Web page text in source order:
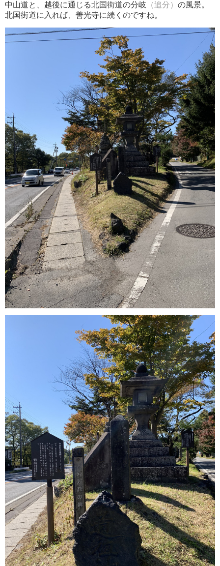
中山道と、越後に通じる北国街道の分岐 （追分） の風景。
北国街道に入れば、善光寺に続くのですね。